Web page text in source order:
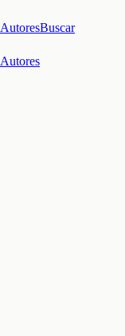
AutoresBuscar
Autores